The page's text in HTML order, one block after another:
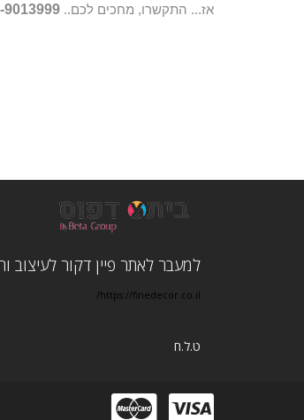
אז... התקשרו, מחכים לכם.. 9013999
למעבר לאתר פיין דקור לעיצוב
https://finedecor.co.il/
ט.ל.ח